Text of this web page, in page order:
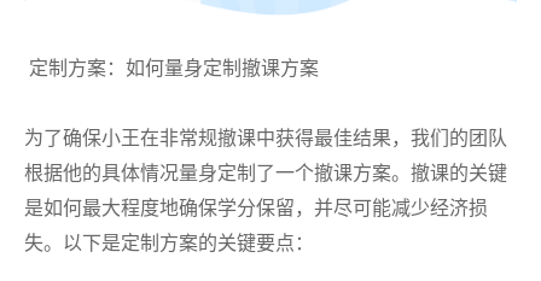
定制方案：如何量身定制撤课方案
为了确保小王在非常规撤课中获得最佳结果，我们的团队
根据他的具体情况量身定制了一个撤课方案。撤课的关键
是如何最大程度地确保学分保留，并尽可能减少经济损
失。以下是定制方案的关键要点：